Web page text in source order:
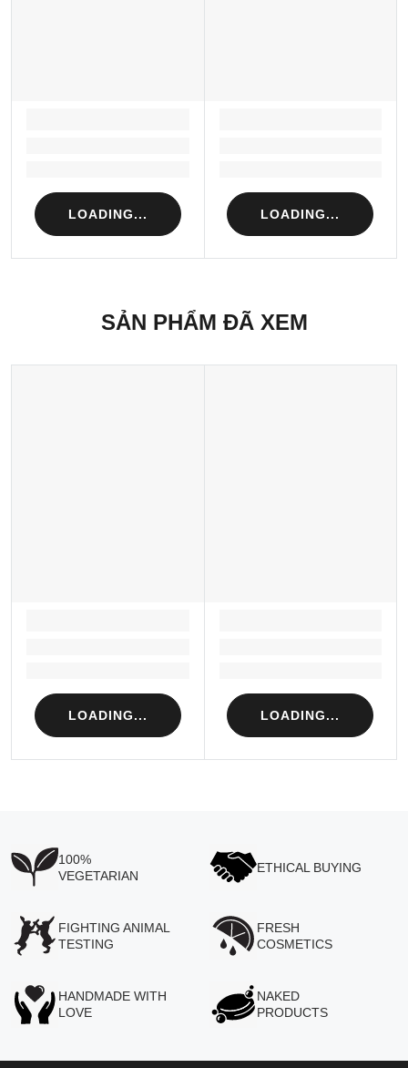
LOADING... LOADING...
SẢN PHẨM ĐÃ XEM
LOADING... LOADING...
100%
VEGETARIAN
ETHICAL BUYING
FIGHTING ANIMAL
TESTING
FRESH
COSMETICS
HANDMADE WITH
LOVE
NAKED
PRODUCTS